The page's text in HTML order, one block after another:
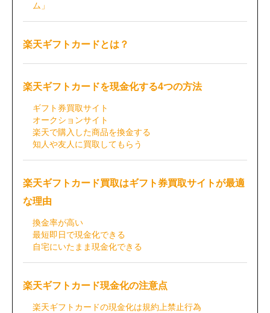
ム」
楽天ギフトカードとは？
楽天ギフトカードを現金化する4つの方法
ギフト券買取サイト
オークションサイト
楽天で購入した商品を換金する
知人や友人に買取してもらう
楽天ギフトカード買取はギフト券買取サイトが最適
な理由
換金率が高い
最短即日で現金化できる
自宅にいたまま現金化できる
楽天ギフトカード現金化の注意点
楽天ギフトカードの現金化は規約上禁止行為